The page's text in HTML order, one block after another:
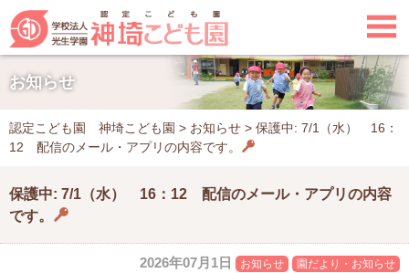

お知らせ
認定こども園 神埼こども園 > お知らせ > 保護中: 7/1（水） 16：
12 配信のメール・アプリの内容です。
保護中: 7/1（水） 16：12 配信のメール・アプリの内容
です。
2026年07月1日 お知らせ 園だより・お知らせ